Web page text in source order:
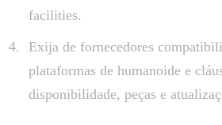
facilities.
Exija de fornecedores
plataformas de humanoide e
disponibilidade, peças e